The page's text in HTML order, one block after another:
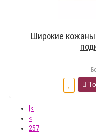
Широкие
|<
<
257